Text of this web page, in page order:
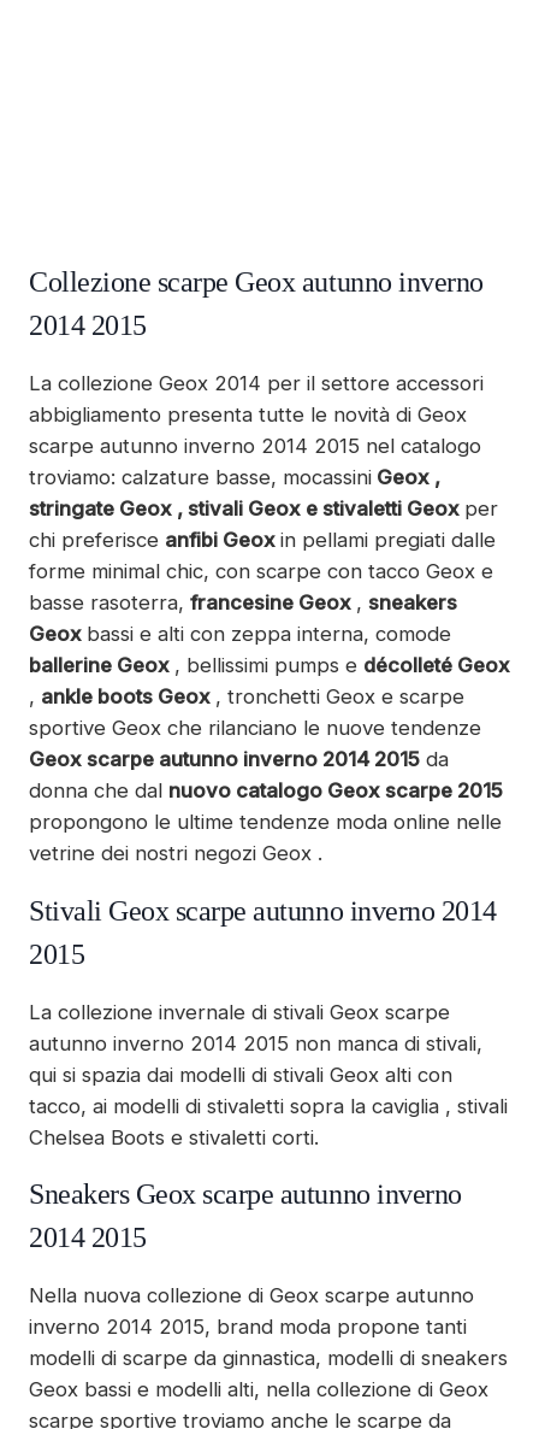
Collezione scarpe Geox autunno inverno
2014 2015
La collezione Geox 2014 per il settore accessori
abbigliamento presenta tutte le novità di Geox
scarpe autunno inverno 2014 2015 nel catalogo
troviamo: calzature basse, mocassini Geox ,
stringate Geox , stivali Geox e stivaletti Geox per
chi preferisce anfibi Geox in pellami pregiati dalle
forme minimal chic, con scarpe con tacco Geox e
basse rasoterra, francesine Geox , sneakers
Geox bassi e alti con zeppa interna, comode
ballerine Geox , bellissimi pumps e décolleté Geox
, ankle boots Geox , tronchetti Geox e scarpe
sportive Geox che rilanciano le nuove tendenze
Geox scarpe autunno inverno 2014 2015 da
donna che dal nuovo catalogo Geox scarpe 2015
propongono le ultime tendenze moda online nelle
vetrine dei nostri negozi Geox .
Stivali Geox scarpe autunno inverno 2014
2015
La collezione invernale di stivali Geox scarpe
autunno inverno 2014 2015 non manca di stivali,
qui si spazia dai modelli di stivali Geox alti con
tacco, ai modelli di stivaletti sopra la caviglia , stivali
Chelsea Boots e stivaletti corti.
Sneakers Geox scarpe autunno inverno
2014 2015
Nella nuova collezione di Geox scarpe autunno
inverno 2014 2015, brand moda propone tanti
modelli di scarpe da ginnastica, modelli di sneakers
Geox bassi e modelli alti, nella collezione di Geox
scarpe sportive troviamo anche le scarpe da